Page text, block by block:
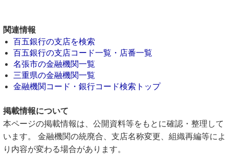
関連情報
百五銀行の支店を検索
百五銀行の支店コード一覧・店番一覧
名張市の金融機関一覧
三重県の金融機関一覧
金融機関コード・銀行コード検索トップ
掲載情報について
本ページの掲載情報は、公開資料等をもとに確認・整理して
います。 金融機関の統廃合、支店名称変更、組織再編等によ
り内容が変わる場合があります。